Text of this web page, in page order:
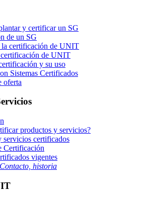
y certificar un SG
de un SG
la certificación de UNIT
certificación de UNIT
y su uso
Sistemas Certificados
oferta
productos y servicios?
servicios certificados
Certificación
vigentes
Contacto, historia